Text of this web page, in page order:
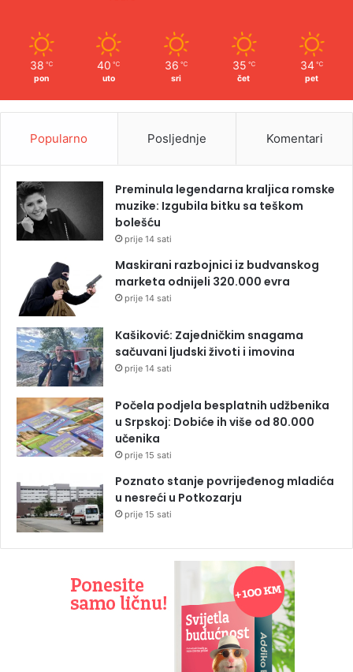
38 ℃
pon
40 ℃
uto
36 ℃
sri
35 ℃
čet
34 ℃
pet
Popularno Posljednje Komentari
Preminula legendarna kraljica romske
muzike: Izgubila bitku sa teškom
bolešću
prije 14 sati
Maskirani razbojnici iz budvanskog
marketa odnijeli 320.000 evra
prije 14 sati
Kašiković: Zajedničkim snagama
sačuvani ljudski životi i imovina
prije 14 sati
Počela podjela besplatnih udžbenika
u Srpskoj: Dobiće ih više od 80.000
učenika
prije 15 sati
Poznato stanje povrijeđenog mladića
u nesreći u Potkozarju
prije 15 sati